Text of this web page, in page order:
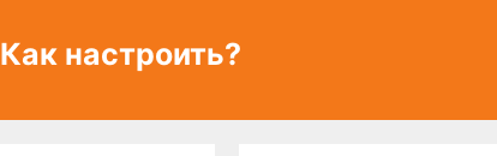
Как настроить?